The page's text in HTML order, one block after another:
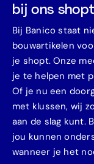
bij ons
Bij Banico staat
bouwartikelen
je shopt. Onze
je te helpen met
Of je nu een
met klussen, wij
aan de slag kunt.
jou kunnen
wanneer je het